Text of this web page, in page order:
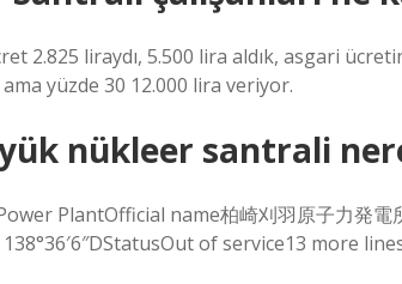
2.825 liraydı, 5.500 lira aldık, asgari
yüzde 30 12.000 lira veriyor.
nükleer santrali
PlantOfficial name柏崎刈羽原子力発
of service13 more